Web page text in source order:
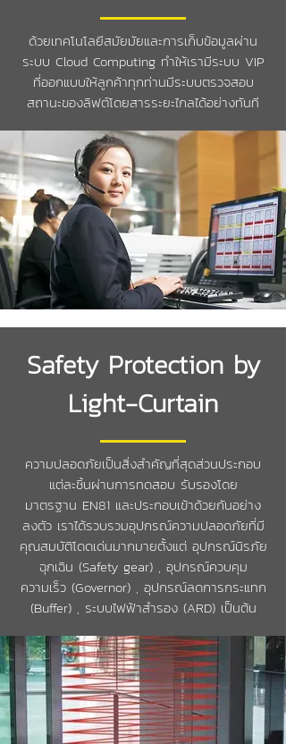
ด้วยเทคโนโลยีสมัยมัยและการเก็บข้อมูลผ่าน
ระบบ Cloud Computing ทำให้เรามีระบบ VIP
ที่ออกแบบให้ลูกค้าทุกท่านมีระบบตรวจสอบ
สถานะของลิฟต์โดยสารระยะไกลได้อย่างทันที
Safety Protection by
Light-Curtain
ความปลอดภัยเป็นสิ่งสำคัญที่สุดส่วนประกอบ
แต่ละชิ้นผ่านการทดสอบ รับรองโดย
มาตรฐาน EN81 และประกอบเข้าด้วยกันอย่าง
ลงตัว เราได้รวบรวมอุปกรณ์ความปลอดภัยที่มี
คุณสมบัติโดดเด่นมากมายตั้งแต่ อุปกรณ์นิรภัย
ฉุกเฉิน (Safety gear) , อุปกรณ์ควบคุม
ความเร็ว (Governor) , อุปกรณ์ลดการกระแทก
(Buffer) , ระบบไฟฟ้าสำรอง (ARD) เป็นต้น